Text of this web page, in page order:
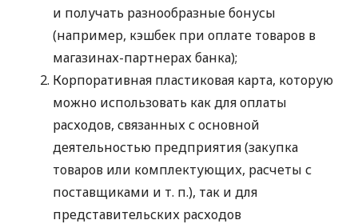
и получать разнообразные бонусы
(например, кэшбек при оплате товаров в
магазинах-партнерах банка);
Корпоративная пластиковая карта, которую
можно использовать как для оплаты
расходов, связанных с основной
деятельностью предприятия (закупка
товаров или комплектующих, расчеты с
поставщиками и т. п.), так и для
представительских расходов